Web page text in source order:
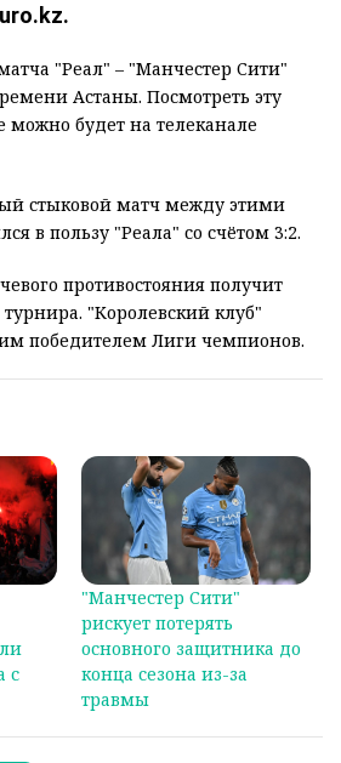
"Реал" – "Манчестер Сити"
Астаны. Посмотреть эту
будет на телеканале
стыковой матч между этими
в пользу "Реала" со счётом 3:2.
противостояния получит
"Королевский клуб"
победителем Лиги чемпионов.
с
"Манчестер Сити"
рискует потерять
основного защитника до
конца сезона из-за
травмы